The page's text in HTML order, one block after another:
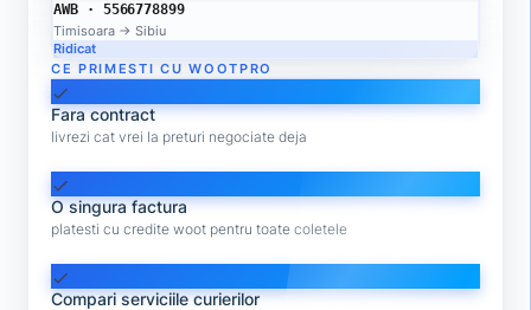
AWB · 5566778899
Timisoara → Sibiu
Ridicat
CE PRIMESTI CU WOOTPRO
check
Fara contract
livrezi cat vrei la preturi negociate deja
check
O singura factura
platesti cu credite woot pentru toate coletele
check
Compari serviciile curierilor